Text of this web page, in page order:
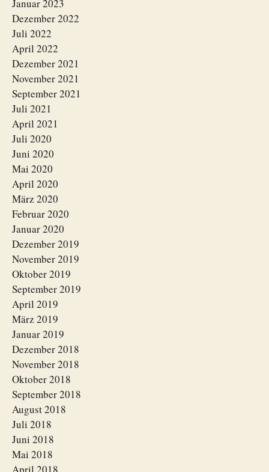
Januar 2023
Dezember 2022
Juli 2022
April 2022
Dezember 2021
November 2021
September 2021
Juli 2021
April 2021
Juli 2020
Juni 2020
Mai 2020
April 2020
März 2020
Februar 2020
Januar 2020
Dezember 2019
November 2019
Oktober 2019
September 2019
April 2019
März 2019
Januar 2019
Dezember 2018
November 2018
Oktober 2018
September 2018
August 2018
Juli 2018
Juni 2018
Mai 2018